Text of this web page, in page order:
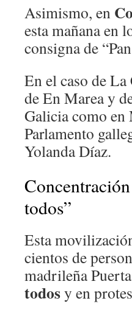
Asimismo, en
esta mañana en
consigna de
En el caso de
de En Marea y
Galicia como en
Parlamento
Yolanda Díaz.
todos”
Esta
cientos de
madrileña
todosy en